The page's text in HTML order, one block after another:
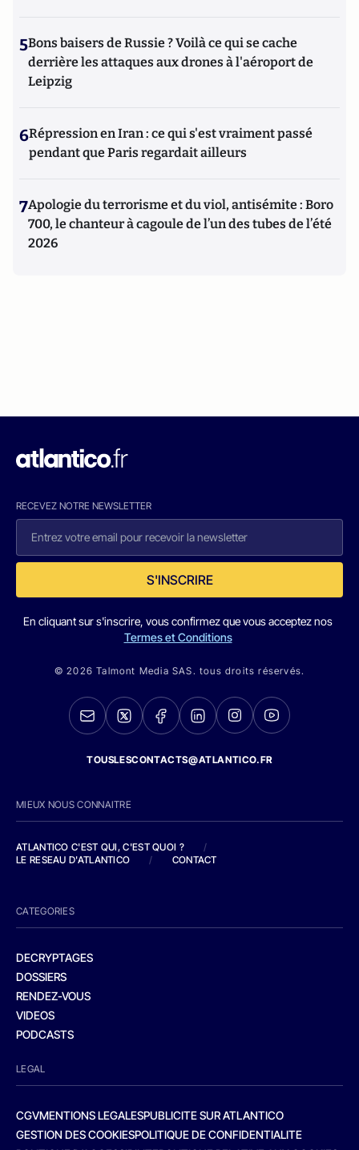
5Bons baisers de Russie ? Voilà ce qui se cache
derrière les attaques aux drones à l'aéroport de
Leipzig
6Répression en Iran : ce qui s'est vraiment passé
pendant que Paris regardait ailleurs
7Apologie du terrorisme et du viol, antisémite : Boro
700, le chanteur à cagoule de l’un des tubes de l’été
2026
RECEVEZ NOTRE NEWSLETTER
S'INSCRIRE
En cliquant sur s'inscrire, vous confirmez que vous acceptez nos
Termes et Conditions
© 2026 Talmont Media SAS. tous droits réservés.
TOUSLESCONTACTS@ATLANTICO.FR
MIEUX NOUS CONNAITRE
ATLANTICO C'EST QUI, C'EST QUOI ?
/
LE RESEAU D'ATLANTICO
/ CONTACT
CATEGORIES
DECRYPTAGES
DOSSIERS
RENDEZ-VOUS
VIDEOS
PODCASTS
LEGAL
CGVMENTIONS LEGALESPUBLICITE SUR ATLANTICO
GESTION DES COOKIESPOLITIQUE DE CONFIDENTIALITE